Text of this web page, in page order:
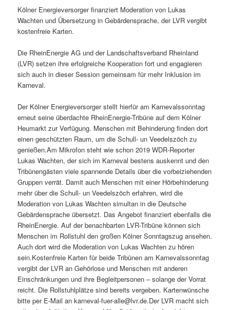
Kölner Energieversorger finanziert Moderation von Lukas
Wachten und Übersetzung in Gebärdensprache, der LVR vergibt
kostenfreie Karten.
Die RheinEnergie AG und der Landschaftsverband Rheinland
(LVR) setzen ihre erfolgreiche Kooperation fort und engagieren
sich auch in dieser Session gemeinsam für mehr Inklusion im
Karneval.
Der Kölner Energieversorger stellt hierfür am Karnevalssonntag
erneut seine überdachte RheinEnergie-Tribüne auf dem Kölner
Heumarkt zur Verfügung. Menschen mit Behinderung finden dort
einen geschützten Raum, um die Schull- un Veedelszöch zu
genießen.Am Mikrofon steht wie schon 2019 WDR-Reporter
Lukas Wachten, der sich im Karneval bestens auskennt und den
Tribünengästen viele spannende Details über die vorbeiziehenden
Gruppen verrät. Damit auch Menschen mit einer Hörbehinderung
mehr über die Schull- un Veedelszöch erfahren, wird die
Moderation von Lukas Wachten simultan in die Deutsche
Gebärdensprache übersetzt. Das Angebot finanziert ebenfalls die
RheinEnergie. Auf der benachbarten LVR-Tribüne können sich
Menschen im Rollstuhl den großen Kölner Sonntagszug ansehen.
Auch dort wird die Moderation von Lukas Wachten zu hören
sein.Kostenfreie Karten für beide Tribünen am Karnevalssonntag
vergibt der LVR an Gehörlose und Menschen mit anderen
Einschränkungen und ihre Begleitpersonen – solange der Vorrat
reicht. Die Rollstuhlplätze sind bereits vergeben. Kartenwünsche
bitte per E-Mail an karneval-fuer-alle@lvr.de.Der LVR macht sich